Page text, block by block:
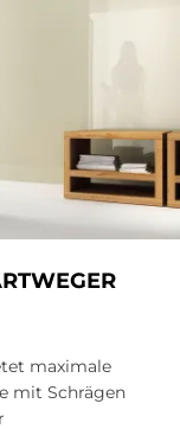
maximale
mit Schrägen